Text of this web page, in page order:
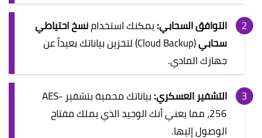
التوافق السحابي:يمكنك استخدامنسخ احتياطي
سحابي
(Cloud Backup) لتخزين بياناتك بعيداً عن
جهازك المادي.
التشفير العسكري:
بياناتك محمية بتشفير AES-
256، مما يعني أنك الوحيد الذي يملك مفتاح
الوصول إليها.